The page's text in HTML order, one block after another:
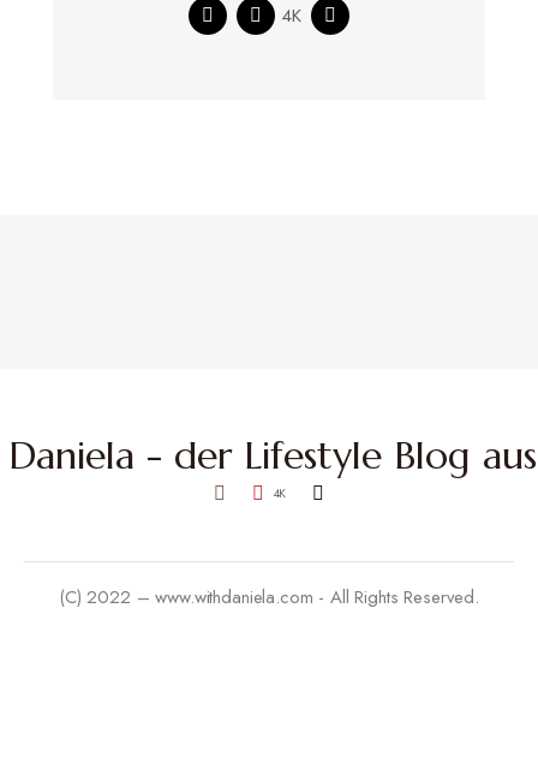
4K
4K
(C) 2022 – www.withdaniela.com - All Rights Reserved.